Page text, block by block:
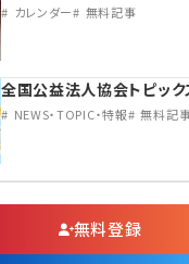
カレンダー 無料記事
全国公益法人協会トピック
NEWS・TOPIC・特報 無料記
無料登録